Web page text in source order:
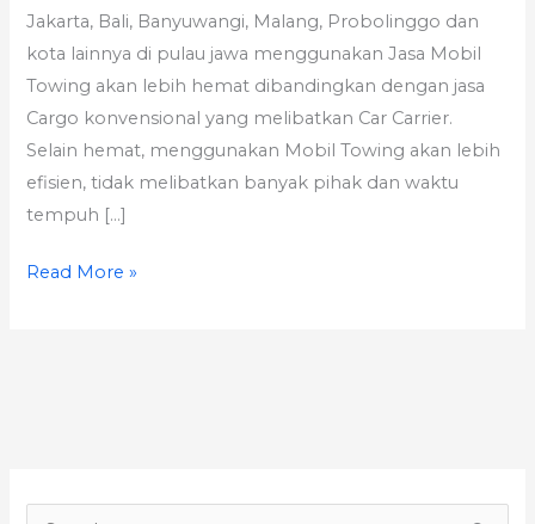
Jakarta, Bali, Banyuwangi, Malang, Probolinggo dan
kota lainnya di pulau jawa menggunakan Jasa Mobil
Towing akan lebih hemat dibandingkan dengan jasa
Cargo konvensional yang melibatkan Car Carrier.
Selain hemat, menggunakan Mobil Towing akan lebih
efisien, tidak melibatkan banyak pihak dan waktu
tempuh […]
Read More »